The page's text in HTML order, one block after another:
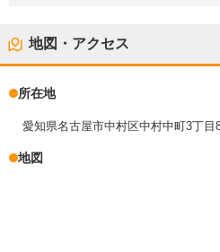
地図・アクセス
所在地
愛知県名古屋市中村区中村中町3丁目
地図